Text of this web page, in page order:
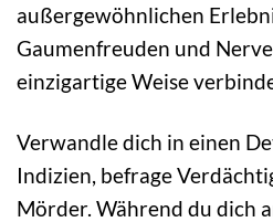
außergewöhnlichen
Gaumenfreuden und
einzigartige Weise
Verwandle dich in einen
Indizien, befrage
Mörder. Während du dich